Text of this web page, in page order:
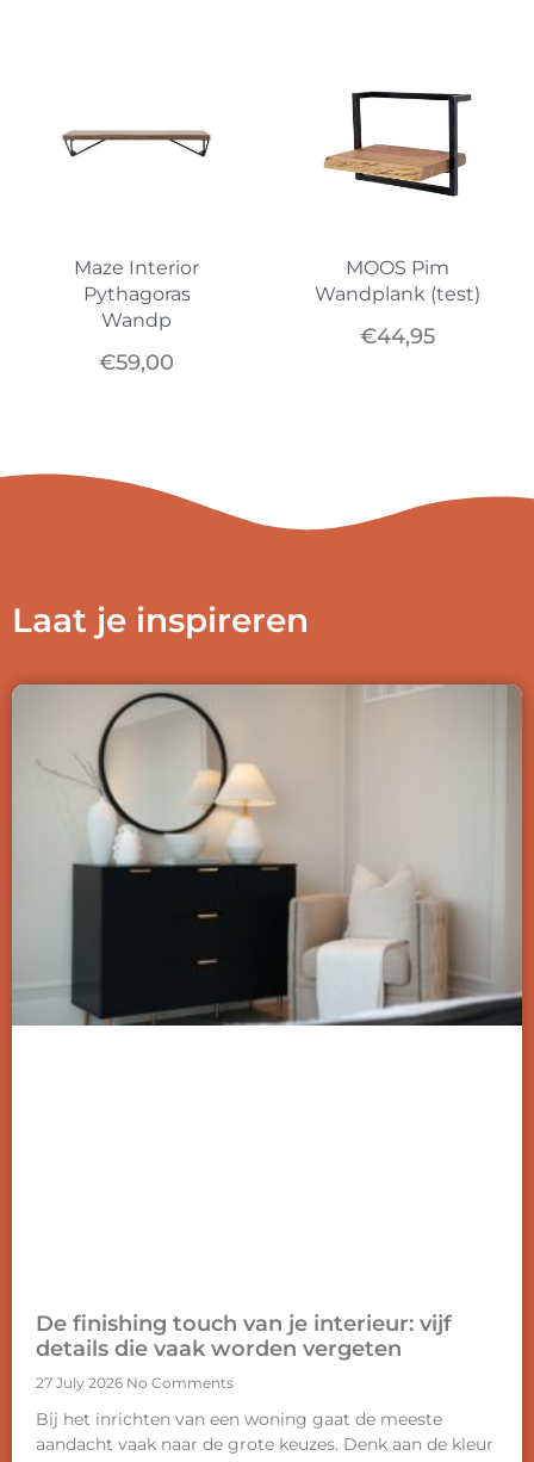
Maze Interior
Pythagoras
Wandp
€59,00
MOOS Pim
Wandplank (test)
€44,95
Laat je inspireren
De finishing touch van je interieur: vijf
details die vaak worden vergeten
27 July 2026 No Comments
Bij het inrichten van een woning gaat de meeste
aandacht vaak naar de grote keuzes. Denk aan de kleur